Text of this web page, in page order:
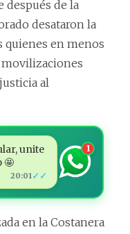
después de la
desataron la
quienes en menos
movilizaciones
al
unite
🤩
20:01 ✓✓
1
en la Costanera